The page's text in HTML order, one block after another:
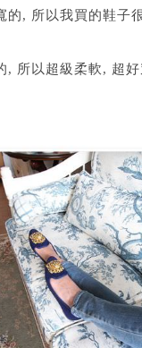
的, 所以我買的鞋子
, 所以超級柔軟, 超